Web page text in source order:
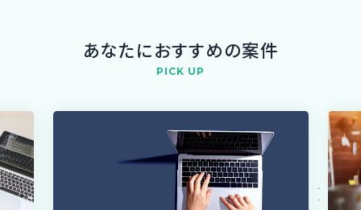
あなたにおすすめの案件
PICK UP